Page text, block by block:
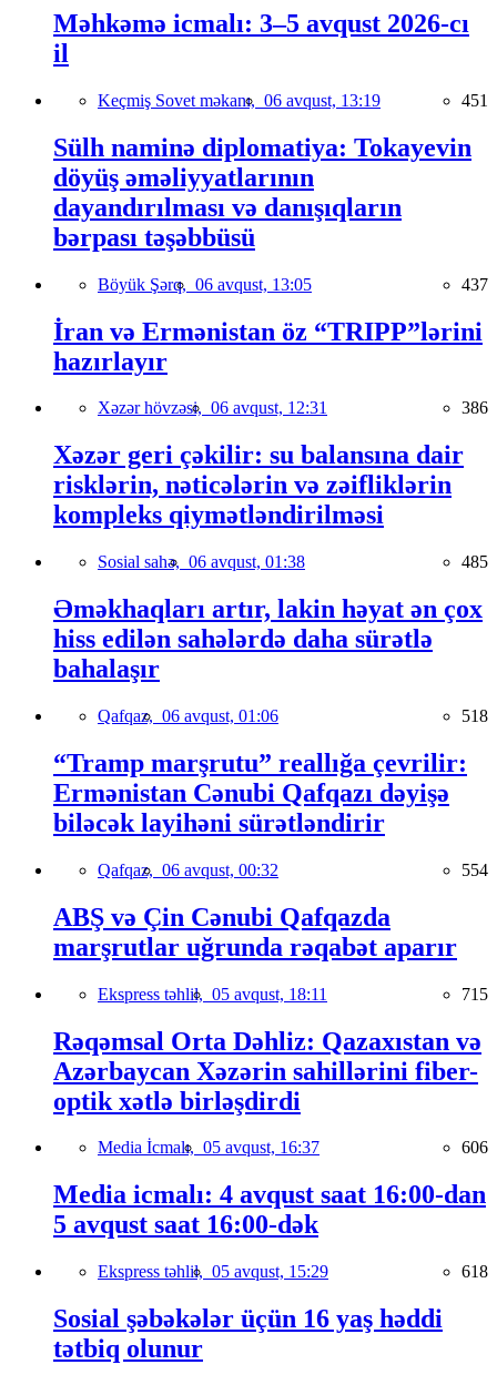
Məhkəmə icmalı: 3–5 avqust 2026-cı
il
Keçmiş Sovet məkanı, 06 avqust, 13:19 451
Sülh naminə diplomatiya: Tokayevin
döyüş əməliyyatlarının
dayandırılması və danışıqların
bərpası təşəbbüsü
Böyük Şərq, 06 avqust, 13:05 437
İran və Ermənistan öz “TRIPP”lərini
hazırlayır
Xəzər hövzəsi, 06 avqust, 12:31 386
Xəzər geri çəkilir: su balansına dair
risklərin, nəticələrin və zəifliklərin
kompleks qiymətləndirilməsi
Sosial sahə, 06 avqust, 01:38 485
Əməkhaqları artır, lakin həyat ən çox
hiss edilən sahələrdə daha sürətlə
bahalaşır
Qafqaz, 06 avqust, 01:06 518
“Tramp marşrutu” reallığa çevrilir:
Ermənistan Cənubi Qafqazı dəyişə
biləcək layihəni sürətləndirir
Qafqaz, 06 avqust, 00:32 554
ABŞ və Çin Cənubi Qafqazda
marşrutlar uğrunda rəqabət aparır
Ekspress təhlil, 05 avqust, 18:11 715
Rəqəmsal Orta Dəhliz: Qazaxıstan və
Azərbaycan Xəzərin sahillərini fiber-
optik xətlə birləşdirdi
Media İcmalı, 05 avqust, 16:37 606
Media icmalı: 4 avqust saat 16:00-dan
5 avqust saat 16:00-dək
Ekspress təhlil, 05 avqust, 15:29 618
Sosial şəbəkələr üçün 16 yaş həddi
tətbiq olunur